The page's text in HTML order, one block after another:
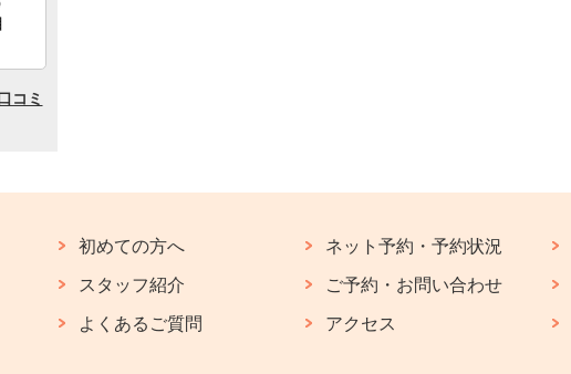
初めての方へ ネット予約・予約状況
スタッフ紹介 ご予約・お問い合わせ
よくあるご質問 アクセス